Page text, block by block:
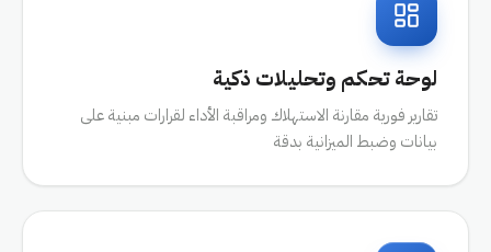
لوحة تحكم وتحليلات ذكية
تقارير فورية مقارنة الاستهلاك ومراقبة الأداء لقرارات مبنية على
بيانات وضبط الميزانية بدقة